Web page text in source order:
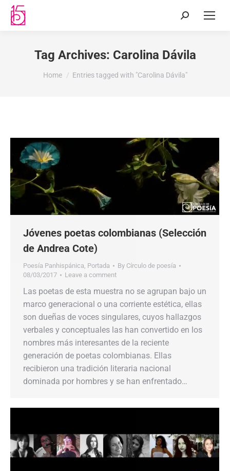
Tag Archives: Carolina Dávila
You are here:
Home Entries tagged with "Carolina Dávila"
Jóvenes poetas colombianas (Selección
de Andrea Cote)
Poesía Panhispánica Portada By Círculo de poesía
08/03/2017
Leave a comment
Las poetas de esta muestra no se agrupan bajo un
marco generacional o una corriente estética, ellas
son dueñas de voces singulares, cuyos hallazgos
verbales y conceptuales las han convertido en los
nombres más interesantes de la reciente
generación de poetas colombianas. Ellas
recibieron una tradición literaria nacional
dominada por hombres y se han enfrentado…